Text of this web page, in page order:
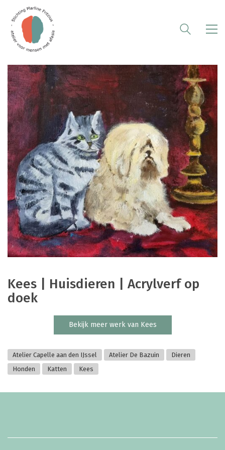
Kees | Huisdieren | Acrylverf op
doek
Bekijk meer werk van Kees
Atelier Capelle aan den IJssel Atelier De Bazuin
Dieren
Honden
Katten Kees